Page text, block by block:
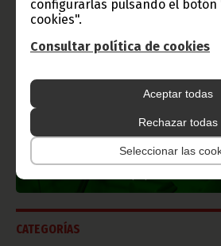
configurarlas pulsando el botón
cookies".
Consultar política de cookies
Aceptar todas
Rechazar todas
Seleccionar las
TVGE
Radio Nacional de
Ecuatorial
CATEGORÍAS